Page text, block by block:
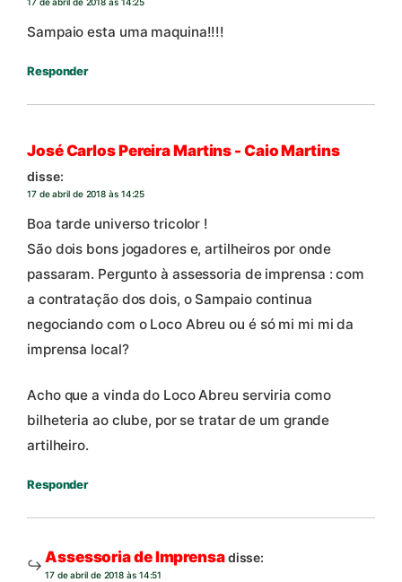
Sampaio esta uma maquina!!!!
Responder
José Carlos Pereira Martins - Caio Martins
disse:
17 de abril de 2018 às 14:25
Boa tarde universo tricolor !
São dois bons jogadores e, artilheiros por onde
passaram. Pergunto à assessoria de imprensa : com
a contratação dos dois, o Sampaio continua
negociando com o Loco Abreu ou é só mi mi mi da
imprensa local?
Acho que a vinda do Loco Abreu serviria como
bilheteria ao clube, por se tratar de um grande
artilheiro.
Responder
Assessoria de Imprensadisse:
17 de abril de 2018 às 14:51